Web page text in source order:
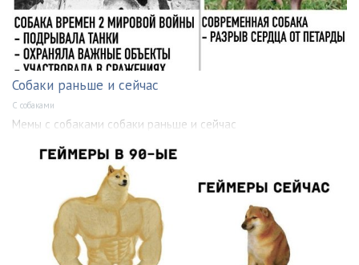
Собаки раньше и сейчас
С собаками
Мемы с собаками собаки раньше и сейчас